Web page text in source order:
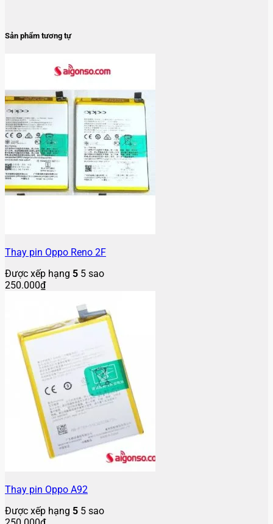
Sản phẩm tương tự
Thay pin Oppo Reno 2F
Được xếp hạng 5 5 sao
250.000₫
Thay pin Oppo A92
Được xếp hạng 5 5 sao